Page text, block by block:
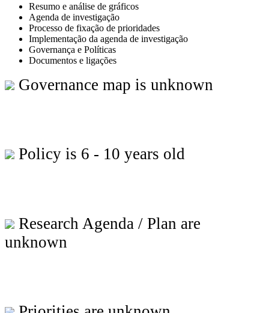
Resumo e análise de gráficos
Agenda de investigação
Processo de fixação de prioridades
Implementação da agenda de investigação
Governança e Políticas
Documentos e ligações
Governance map is unknown
Policy is 6 - 10 years old
Research Agenda / Plan are
unknown